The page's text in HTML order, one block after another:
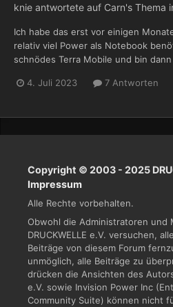
knie antwortete auf Carn's Thema
Ich habe das erst vor einigen
relativ viel Power als Notebook
schnödes Terra Mobile und bin
4. Juli 2023 7 Antworten
Copyright © 2003 - 2025
Impressum
Alle Rechte vorbehalten.
Obwohl die Administratoren und
DRUCKWELLE e.V. versuchen,
Beiträge von diesem Forum
unmöglich, alle Beiträge zu
drücken die Ansichten des Autors
e.V. sowie Invision Power Inc
Community Suite) können nicht